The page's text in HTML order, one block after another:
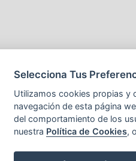
Selecciona Tus
Utilizamos cookies propias y
navegación de esta página
del comportamiento de los
nuestra Política de Cookies,